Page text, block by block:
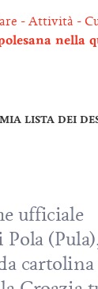
Attività
nella
LISTA DEI
ufficiale
Pola